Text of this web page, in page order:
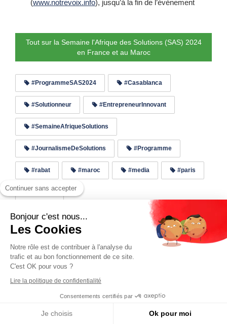
(www.notrevoix.info), jusqu’à la fin de l’événement
Tout sur la Semaine l'Afrique des Solutions (SAS) 2024
en France et au Maroc
#ProgrammeSAS2024 #Casablanca
#Solutionneur #EntrepreneurInnovant
#SemaineAfriqueSolutions
#JournalismeDeSolutions #Programme
#rabat #maroc #media #paris
#afrique
Lire les commentaires (1)
Précédent
Suivant
Continuer sans accepter
Bonjour c'est nous...
Les Cookies
Notre rôle est de contribuer à l'analyse du
trafic et au bon fonctionnement de ce site.
C'est OK pour vous ?
Lire la politique de confidentialité
Consentements certifiés par
Je choisis Ok pour moi